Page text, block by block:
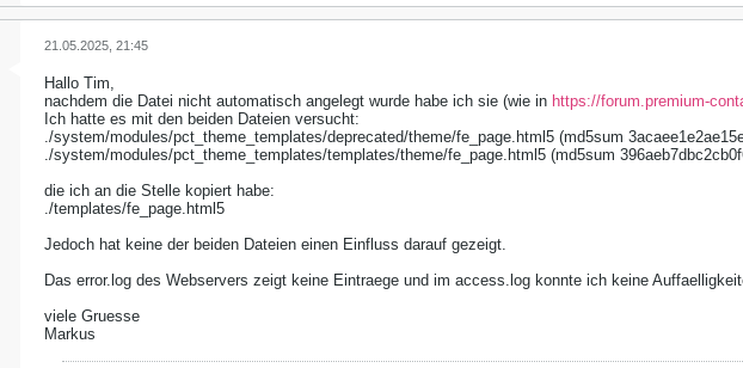
21.05.2025, 21:45
Hallo Tim,
nachdem die Datei nicht automatisch angelegt wurde habe ich sie (wie in https://forum.premium-
Ich hatte es mit den beiden Dateien versucht:
./system/modules/pct_theme_templates/deprecated/theme/fe_page.html5 (md5sum
./system/modules/pct_theme_templates/templates/theme/fe_page.html5 (md5sum
die ich an die Stelle kopiert habe:
./templates/fe_page.html5
Jedoch hat keine der beiden Dateien einen Einfluss darauf gezeigt.
Das error.log des Webservers zeigt keine Eintraege und im access.log konnte ich keine
viele Gruesse
Markus